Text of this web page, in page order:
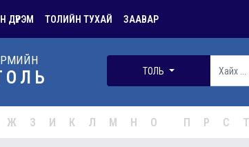
ДҮРЭМ ТОЛИЙН ТУХАЙ ЗААВАР
ТОЛЬ
Ж З И К Л М Н О П Р С Т